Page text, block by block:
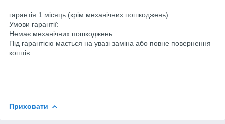
гарантія 1 місяць (крім механічних пошкоджень)
Умови гарантії:
Немає механічних пошкоджень
Під гарантією мається на увазі заміна або повне повернення
коштів
Приховати